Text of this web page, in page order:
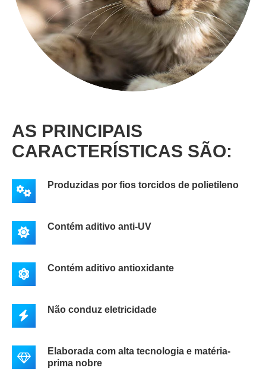
AS PRINCIPAIS
CARACTERÍSTICAS SÃO:
Produzidas por fios torcidos de polietileno
Contém aditivo anti-UV
Contém aditivo antioxidante
Não conduz eletricidade
Elaborada com alta tecnologia e matéria-
prima nobre